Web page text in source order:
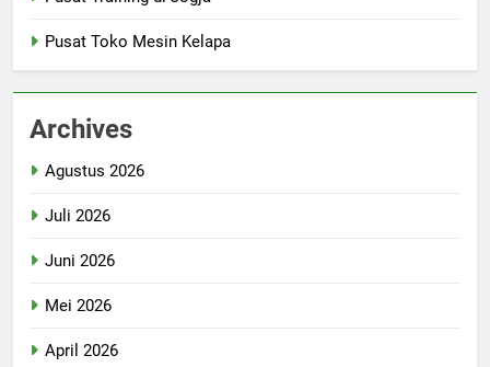
Pusat Toko Mesin Kelapa
Archives
Agustus 2026
Juli 2026
Juni 2026
Mei 2026
April 2026